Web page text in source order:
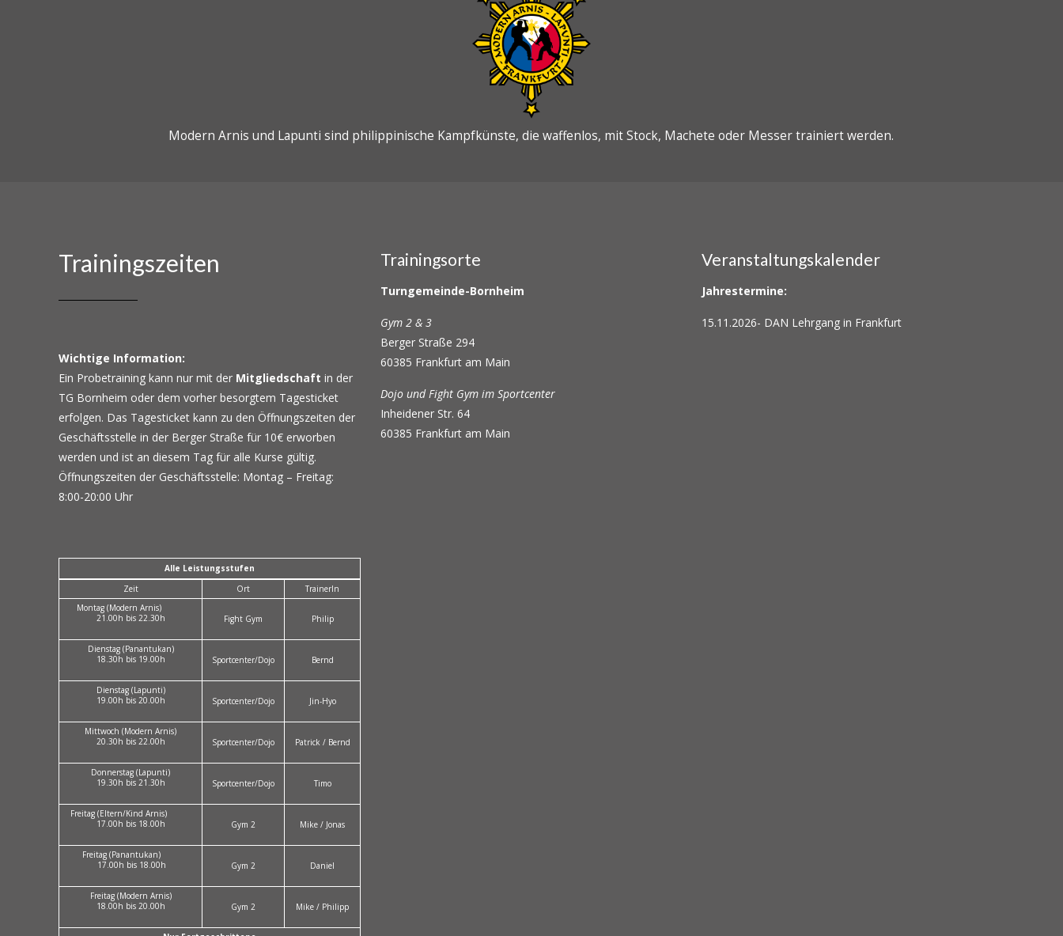
Modern Arnis und Lapunti sind philippinische Kampfkünste, die waffenlos, mit Stock, Machete oder Messer trainiert werden.
Trainingszeiten
Wichtige Information:
Ein Probetraining kann nur mit der Mitgliedschaft in der
TG Bornheim oder dem vorher besorgtem Tagesticket
erfolgen. Das Tagesticket kann zu den Öffnungszeiten der
Geschäftsstelle in der Berger Straße für 10€ erworben
werden und ist an diesem Tag für alle Kurse gültig.
Öffnungszeiten der Geschäftsstelle: Montag – Freitag:
8:00-20:00 Uhr
Alle Leistungsstufen
Zeit
Ort
TrainerIn
Montag (Modern Arnis)
21.00h bis 22.30h
Fight Gym Philip
Dienstag (Panantukan)
18.30h bis 19.00h
Sportcenter/Dojo Bernd
Dienstag (Lapunti)
19.00h bis 20.00h
Sportcenter/Dojo Jin-Hyo
Mittwoch (Modern Arnis)
20.30h bis 22.00h
Sportcenter/Dojo Patrick / Bernd
Donnerstag (Lapunti)
19.30h bis 21.30h
Sportcenter/Dojo Timo
Freitag (Eltern/Kind Arnis)
17.00h bis 18.00h
Gym 2 Mike / Jonas
Freitag (Panantukan)
17.00h bis 18.00h
Gym 2 Daniel
Freitag (Modern Arnis)
18.00h bis 20.00h
Gym 2 Mike / Philipp
Trainingsorte
Turngemeinde-Bornheim
Gym 2 & 3
Berger Straße 294
60385 Frankfurt am Main
Dojo und Fight Gym im Sportcenter
Inheidener Str. 64
60385 Frankfurt am Main
Veranstaltungskalender
Jahrestermine:
15.11.2026- DAN Lehrgang in Frankfurt